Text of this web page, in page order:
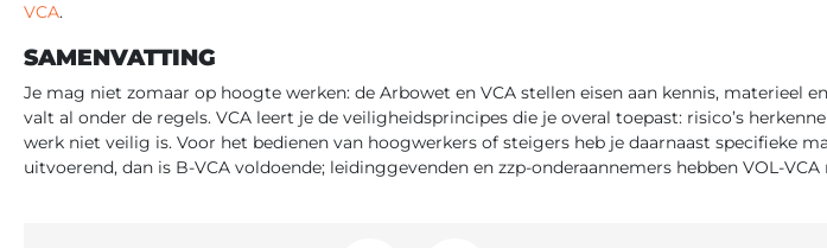
VCA.
SAMENVATTING
Je mag niet zomaar op hoogte werken: de Arbowet en VCA stellen eisen aan kennis, materieel
valt al onder de regels. VCA leert je de veiligheidsprincipes die je overal toepast: risico’s
werk niet veilig is. Voor het bedienen van hoogwerkers of steigers heb je daarnaast specifieke
uitvoerend, dan is B-VCA voldoende; leidinggevenden en zzp-onderaannemers hebben VOL-VCA